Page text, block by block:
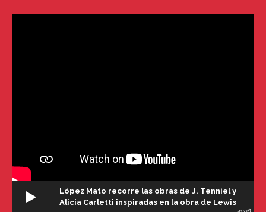
López Mato recorre las obras de J. Tenniel y
Alicia Carletti inspiradas en la obra de Lewis